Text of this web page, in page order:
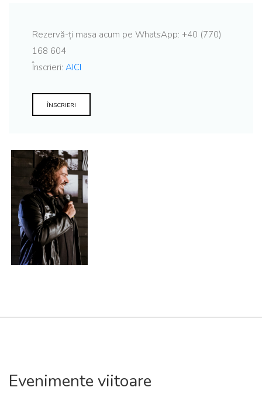
Rezervă-ți masa acum pe WhatsApp: +40 (770)
168 604
Înscrieri: AICI
ÎNSCRIERI
Evenimente viitoare